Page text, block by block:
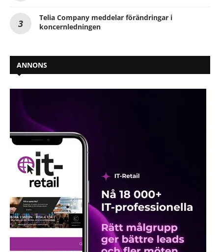
Telia Company meddelar förändringar i
koncernledningen
ANNONS